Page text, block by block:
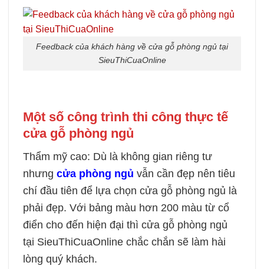
Feedback của khách hàng về cửa gỗ phòng ngủ tại
SieuThiCuaOnline
Một số công trình thi công thực tế
cửa gỗ phòng ngủ
Thẩm mỹ cao: Dù là không gian riêng tư
nhưng cửa phòng ngủ vẫn cần đẹp nên tiêu
chí đầu tiên để lựa chọn cửa gỗ phòng ngủ là
phải đẹp. Với bảng màu hơn 200 màu từ cổ
điển cho đến hiện đại thì cửa gỗ phòng ngủ
tại SieuThiCuaOnline chắc chắn sẽ làm hài
lòng quý khách.